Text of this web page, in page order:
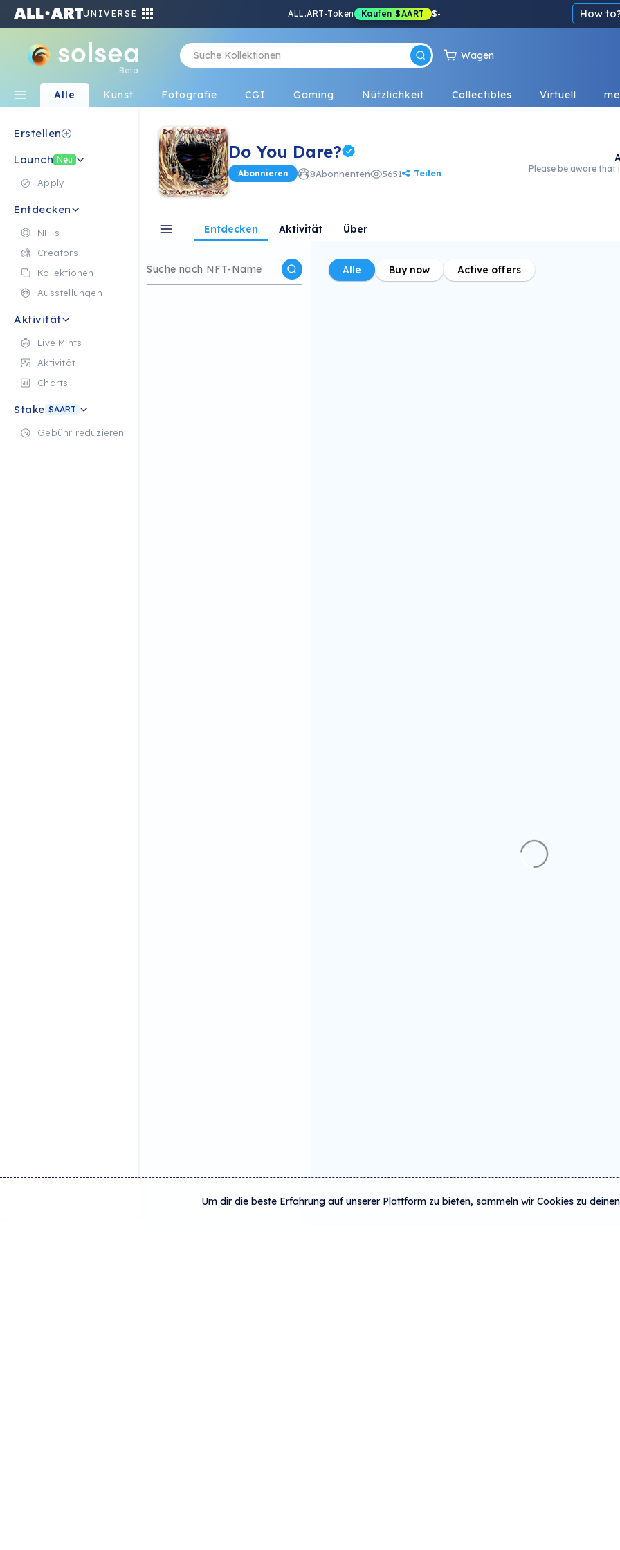
UNIVERSE ALL.ART-Token Kaufen $AART $- How
Beta
Wagen
Alle Kunst Fotografie CGI Gaming Nützlichkeit Collectibles Virtuell
Erstellen
Launch Neu
Apply
Entdecken
NFTs
Creators
Kollektionen
Ausstellungen
Aktivität
Live Mints
Aktivität
Charts
Stake $AART
Gebühr reduzieren
Do You Dare?
Abonnieren 8Abonnenten 5651 Teilen Please be aware that
Entdecken Aktivität Über
Alle Buy now Active offers
Um dir die beste Erfahrung auf unserer Plattform zu bieten, sammeln wir Cookies zu